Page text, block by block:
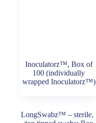
Inoculatorz™, Box of
100 (individually
wrapped Inoculatorz™)